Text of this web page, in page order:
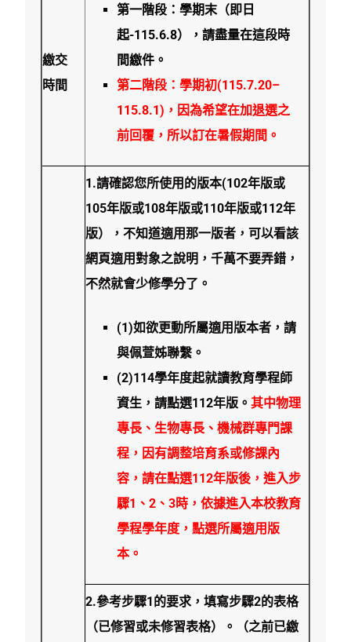
繳交
時間
第一階段 ：學期末（即日
起-115.6.8），請盡量在這段時
間繳件。
第二階段 ：學期初(115.7.20–
115.8.1)，因為希望在加退選之
前回覆，所以訂在暑假期間。
1.請確認您所使用的版本(102年版或
105年版或108年版或110年版或112年
版），不知道適用那一版者，可以看該
網頁適用對象之說明，千萬不要弄錯，
不然就會少修學分了。
(1)如欲更動所屬適用版本者 ，請
與佩萱姊聯繫 。
(2)114學年度起就讀教育學程師
資生，請點選112年版 。 其中物理
專長、生物專長、機械群專門課
程，因有調整培育系或修課內
容，請在點選112年版後，進入步
驟1、2、3時，依據進入本校教育
學程學年度，點選所屬適用版
本。
2.參考步驟1的要求，填寫步驟2的表格
（已修習或未修習表格）
。（之前已繳